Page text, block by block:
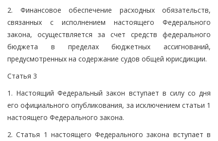
2. Финансовое обеспечение расходных обязательств,
связанных с исполнением настоящего Федерального
закона, осуществляется за счет средств федерального
бюджета в пределах бюджетных ассигнований,
предусмотренных на содержание судов общей юрисдикции.
Статья 3
1. Настоящий Федеральный закон вступает в силу со дня
его официального опубликования, за исключением статьи 1
настоящего Федерального закона.
2. Статья 1 настоящего Федерального закона вступает в